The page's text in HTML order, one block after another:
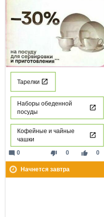
Тарелки
Наборы обеденной
посуды
Кофейные и чайные
чашки
thumb_down 0 thumb_up 0
mode_comment 0
Начнется завтра